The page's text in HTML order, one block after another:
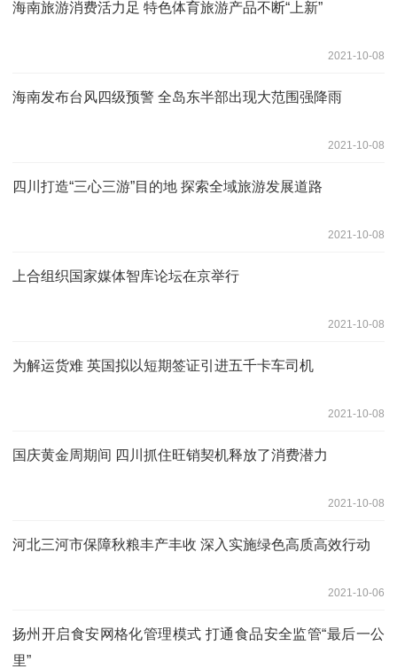
海南旅游消费活力足 特色体育旅游产品不断“上新”
2021-10-08
海南发布台风四级预警 全岛东半部出现大范围强降雨
2021-10-08
四川打造“三心三游”目的地 探索全域旅游发展道路
2021-10-08
上合组织国家媒体智库论坛在京举行
2021-10-08
为解运货难 英国拟以短期签证引进五千卡车司机
2021-10-08
国庆黄金周期间 四川抓住旺销契机释放了消费潜力
2021-10-08
河北三河市保障秋粮丰产丰收 深入实施绿色高质高效行动
2021-10-06
扬州开启食安网格化管理模式 打通食品安全监管“最后一公
里”